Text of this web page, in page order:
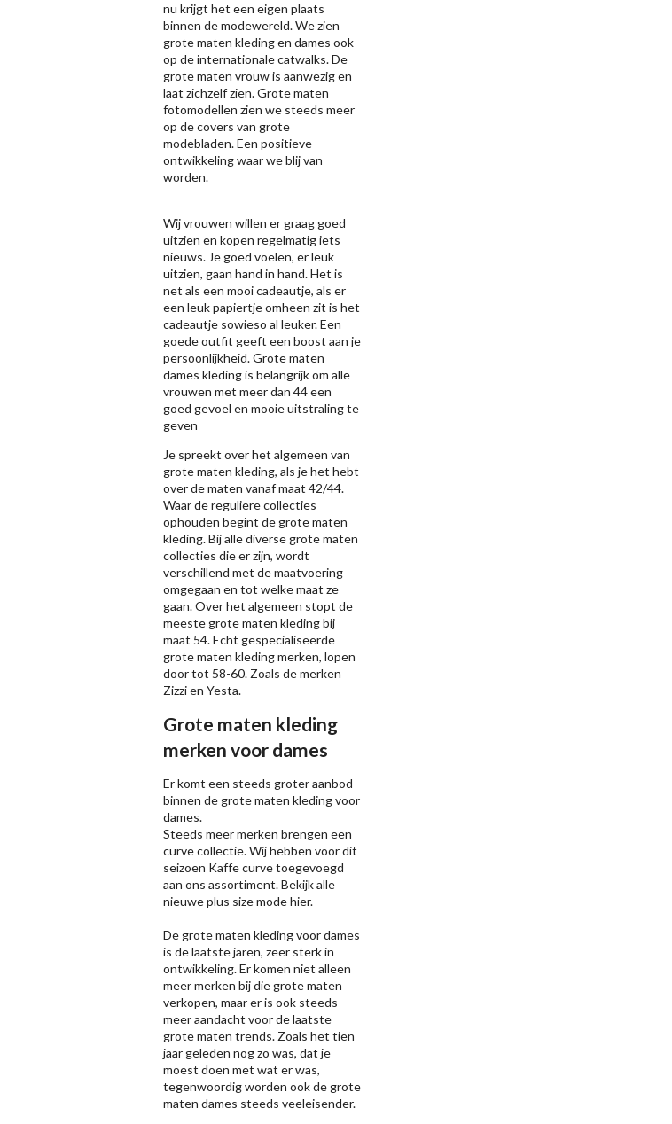
nu krijgt het een eigen plaats
binnen de modewereld. We zien
grote maten kleding en dames ook
op de internationale catwalks. De
grote maten vrouw is aanwezig en
laat zichzelf zien. Grote maten
fotomodellen zien we steeds meer
op de covers van grote
modebladen. Een positieve
ontwikkeling waar we blij van
worden.
Wij vrouwen willen er graag goed
uitzien en kopen regelmatig iets
nieuws. Je goed voelen, er leuk
uitzien, gaan hand in hand. Het is
net als een mooi cadeautje, als er
een leuk papiertje omheen zit is het
cadeautje sowieso al leuker. Een
goede outfit geeft een boost aan je
persoonlijkheid. Grote maten
dames kleding is belangrijk om alle
vrouwen met meer dan 44 een
goed gevoel en mooie uitstraling te
geven
Je spreekt over het algemeen van
grote maten kleding, als je het hebt
over de maten vanaf maat 42/44.
Waar de reguliere collecties
ophouden begint de grote maten
kleding. Bij alle diverse grote maten
collecties die er zijn, wordt
verschillend met de maatvoering
omgegaan en tot welke maat ze
gaan. Over het algemeen stopt de
meeste grote maten kleding bij
maat 54. Echt gespecialiseerde
grote maten kleding merken, lopen
door tot 58-60. Zoals de merken
Zizzien Yesta.
Grote maten kleding
merken voor dames
Er komt een steeds groter aanbod
binnen de grote maten kleding voor
dames.
Steeds meer merken brengen een
curve collectie. Wij hebben voor dit
seizoen Kaffecurve toegevoegd
aan ons assortiment. Bekijk alle
nieuweplus size modehier.
De grote maten kleding voor dames
is de laatste jaren, zeer sterk in
ontwikkeling. Er komen niet alleen
meer merken bij die grote maten
verkopen, maar er is ook steeds
meer aandacht voor de laatste
grote maten trends. Zoals het tien
jaar geleden nog zo was, dat je
moest doen met wat er was,
tegenwoordig worden ook de grote
maten dames steeds veeleisender.